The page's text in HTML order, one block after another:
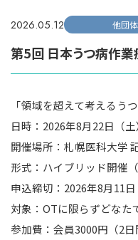
2026.05.12 他団体
第5回 日本うつ病作
「領域を超えて考えるう
日時：2026年8月22日（
開催場所：札幌医科大学
形式：ハイブリッド開催
申込締切：2026年8月11日
対象：OTに限らずどなた
参加費：会員3000円（2